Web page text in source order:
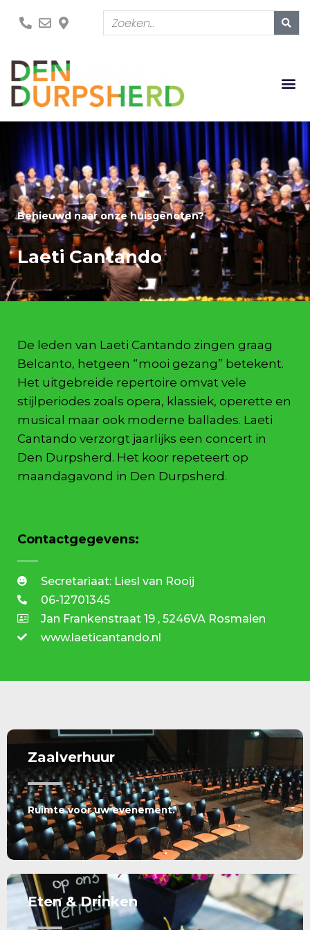
Benieuwd naar onze huisgenoten?
Laeti Cantando
De leden van Laeti Cantando zingen graag
Belcanto, hetgeen “mooi gezang” betekent.
Het uitgebreide repertoire omvat vele
stijlperiodes zoals opera, klassiek, operette en
musical maar ook moderne ballades. Laeti
Cantando verzorgt jaarlijks een concert in
Den Durpsherd. Het koor repeteert op
maandagavond in Den Durpsherd.
Contactgegevens:
Secretariaat: Liesl van Rooij
06-12701345
Jan Frankenstraat 19 , 5246VA Rosmalen
www.laeticantando.nl
Zaalverhuur
Ruimte voor uw evenement.
Eten & Drinken